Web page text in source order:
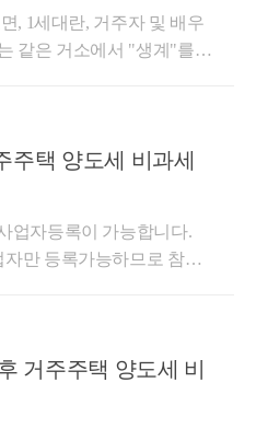
)을 소유한 청구인이 쟁점
리결과 청구주장이 이유
제3호에 의하여 주문과 같
다. 감사합니다.
서 다음 각 목의 어느 하나
화 또는 용역의 시가(제62
.제9호나목과 관련하여
게 낮은 금액을 보전받거
는 경우도움이 되셨길 바
루 보내세요!★전화상담
9250으로 전화를 주시거나
기 1위 (약 4,000건 이상
넥츠' 상담 및 후기 1위
5항 각호의 요건을 모두 갖
경우에는 이를 1세대1주택
다.[문서번호] 서면-2020-부
] 양도[납세자회신번호] 부
주택과 일반주택 보유 중
특례 적용 여부[요 지]상
개씩 소유하고 있는 1세대
업 시행기간 동안 거주하
2008.9.29., 사전-2020-
을 참고하시기 바랍니
국내에 「소득세법 시행
임대의무기간의 2분의 1
한다)된 이후장기임대주택
우, ｢소득세법 시행령｣ 제1
것입니다.상세내용1. 사실
주택 취득 및 임대등록
무임대기간 1/
라 자진말소’22.12.B주택
임대주택을 동일세대원에
말소일로부터 5년 이내 거
- 600건 이상의 경정청구
드립니다.
, 1세대란, 거주자 및 배우
같은 거소에서 "생계"를
, 사업상 일시 퇴거자도 포
다. 하지만, 지인은 아예
따라서, 양도세 주택 수 따
속/증여 등에 대한 내용으
로그 주소는 https://blog.nav
습니다. 감사합니다.
주택 양도세 비과세
업자등록이 가능합니다.
만 등록가능하므로 참고
럼 A주택을 먼저 양도하여
이후에 B주택은 사후적으
도 됩니다. 만약, 의무임
거주주택 양도세 비